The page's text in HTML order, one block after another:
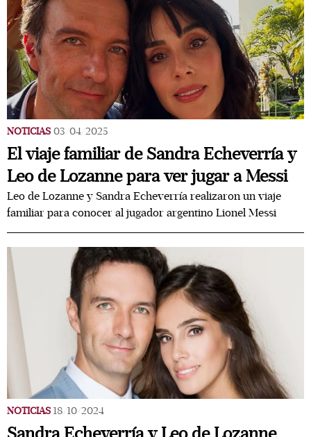
NOTICIAS 03/04/2025
El viaje familiar de Sandra Echeverría y
Leo de Lozanne para ver jugar a Messi
Leo de Lozanne y Sandra Echeverría realizaron un viaje
familiar para conocer al jugador argentino Lionel Messi
NOTICIAS 18/10/2024